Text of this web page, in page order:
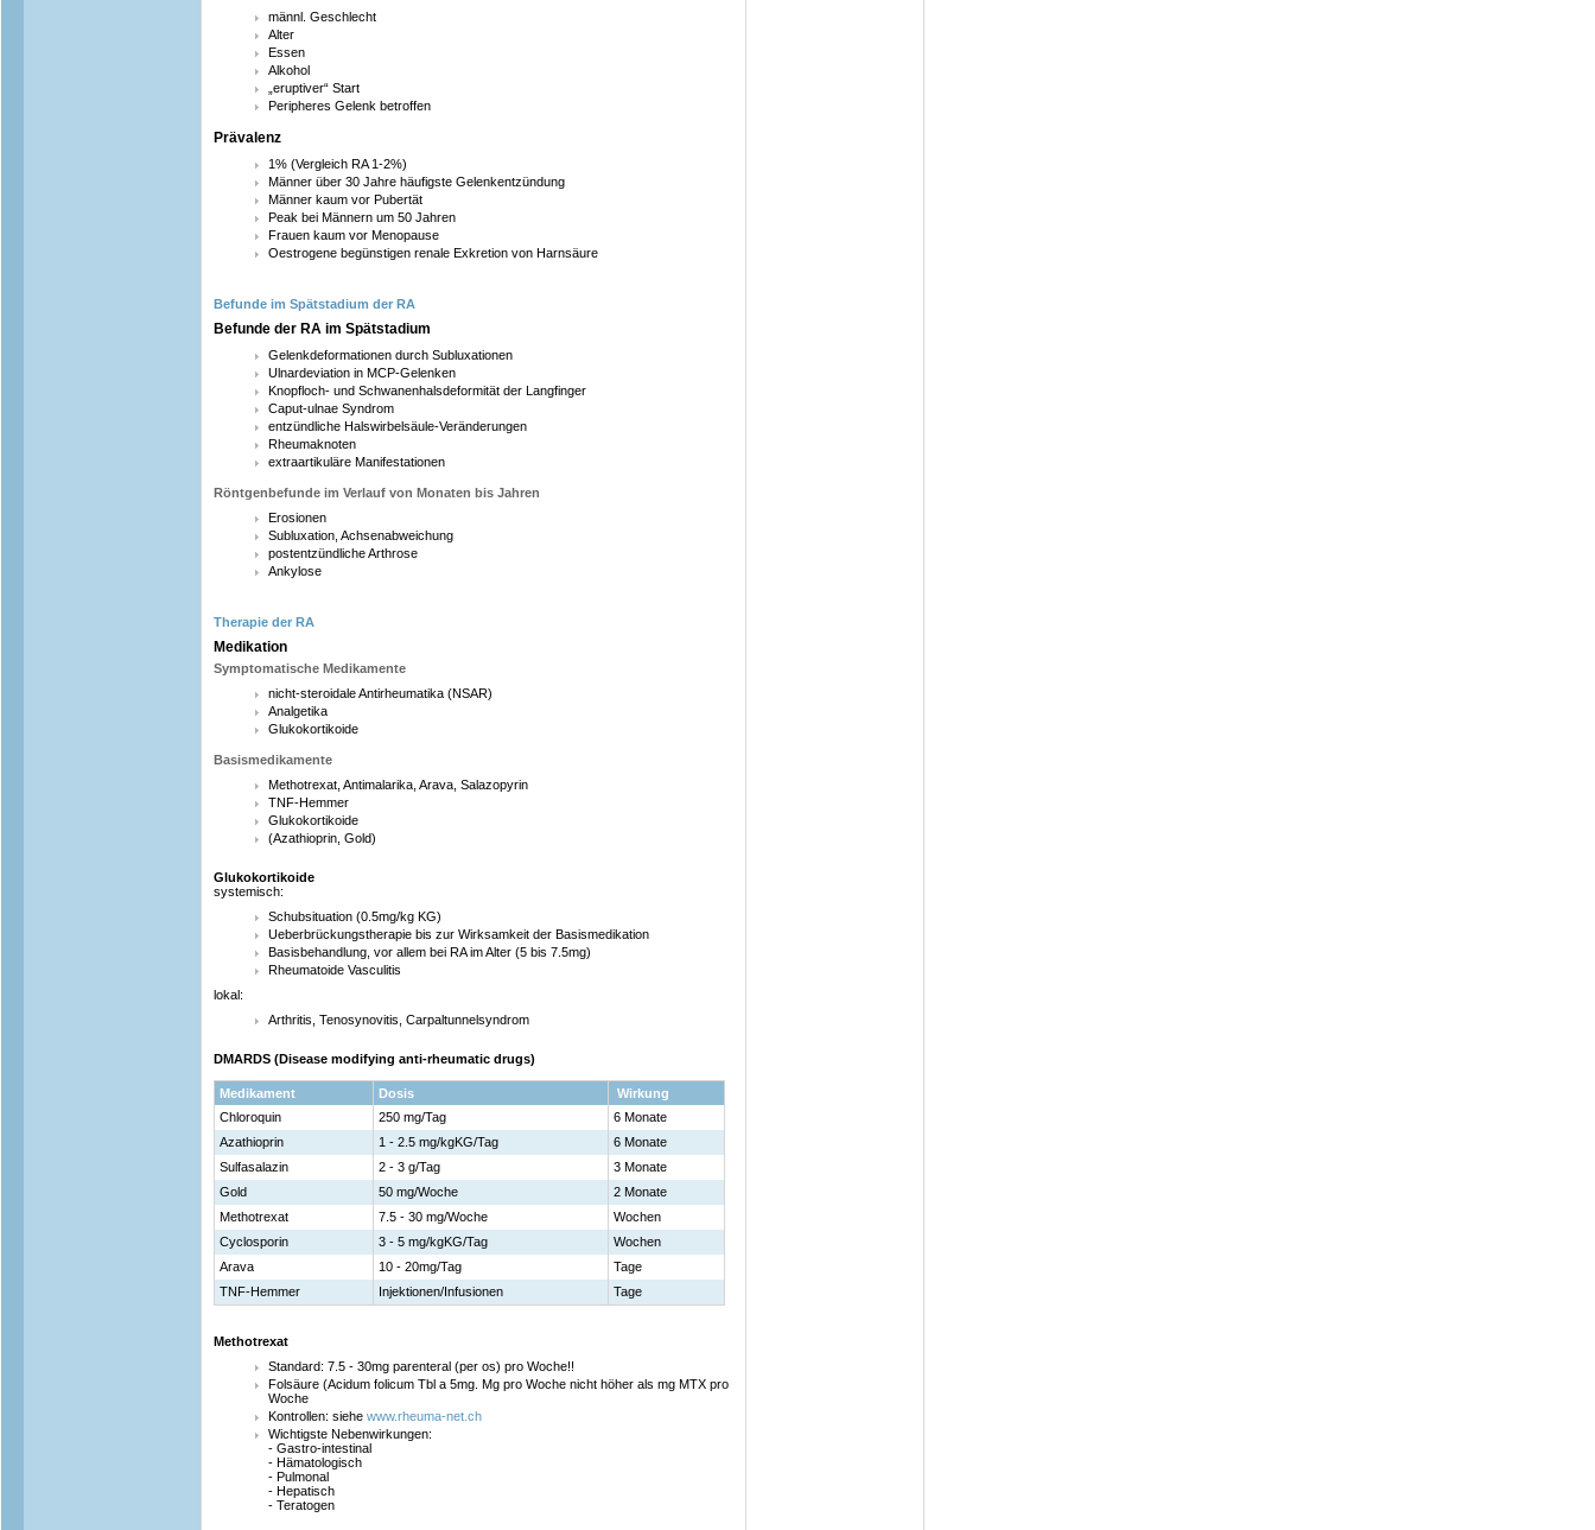
männl. Geschlecht
Alter
Essen
Alkohol
„eruptiver“ Start
Peripheres Gelenk betroffen
Prävalenz
1% (Vergleich RA 1-2%)
Männer über 30 Jahre häufigste Gelenkentzündung
Männer kaum vor Pubertät
Peak bei Männern um 50 Jahren
Frauen kaum vor Menopause
Oestrogene begünstigen renale Exkretion von Harnsäure
Befunde im Spätstadium der RA
Befunde der RA im Spätstadium
Gelenkdeformationen durch Subluxationen
Ulnardeviation in MCP-Gelenken
Knopfloch- und Schwanenhalsdeformität der Langfinger
Caput-ulnae Syndrom
entzündliche Halswirbelsäule-Veränderungen
Rheumaknoten
extraartikuläre Manifestationen
Röntgenbefunde im Verlauf von Monaten bis Jahren
Erosionen
Subluxation, Achsenabweichung
postentzündliche Arthrose
Ankylose
Therapie der RA
Medikation
Symptomatische Medikamente
nicht-steroidale Antirheumatika (NSAR)
Analgetika
Glukokortikoide
Basismedikamente
Methotrexat, Antimalarika, Arava, Salazopyrin
TNF-Hemmer
Glukokortikoide
(Azathioprin, Gold)
Glukokortikoide
systemisch:
Schubsituation (0.5mg/kg KG)
Ueberbrückungstherapie bis zur Wirksamkeit der Basismedikation
Basisbehandlung, vor allem bei RA im Alter (5 bis 7.5mg)
Rheumatoide Vasculitis
lokal:
Arthritis, Tenosynovitis, Carpaltunnelsyndrom
DMARDS (Disease modifying anti-rheumatic drugs)
Medikament Dosis
Wirkung
Chloroquin
250 mg/Tag
6 Monate
Azathioprin
1 - 2.5 mg/kgKG/Tag
6 Monate
Sulfasalazin
2 - 3 g/Tag
3 Monate
Gold
50 mg/Woche
2 Monate
Methotrexat
7.5 - 30 mg/Woche
Wochen
Cyclosporin
3 - 5 mg/kgKG/Tag
Wochen
Arava
10 - 20mg/Tag
Tage
TNF-Hemmer
Injektionen/Infusionen Tage
Methotrexat
Standard: 7.5 - 30mg parenteral (per os) pro Woche!!
Folsäure (Acidum folicum Tbl a 5mg. Mg pro Woche nicht höher als mg MTX pro
Woche
Kontrollen: siehe www.rheuma-net.ch
Wichtigste Nebenwirkungen:
- Gastro-intestinal
- Hämatologisch
- Pulmonal
- Hepatisch
- Teratogen